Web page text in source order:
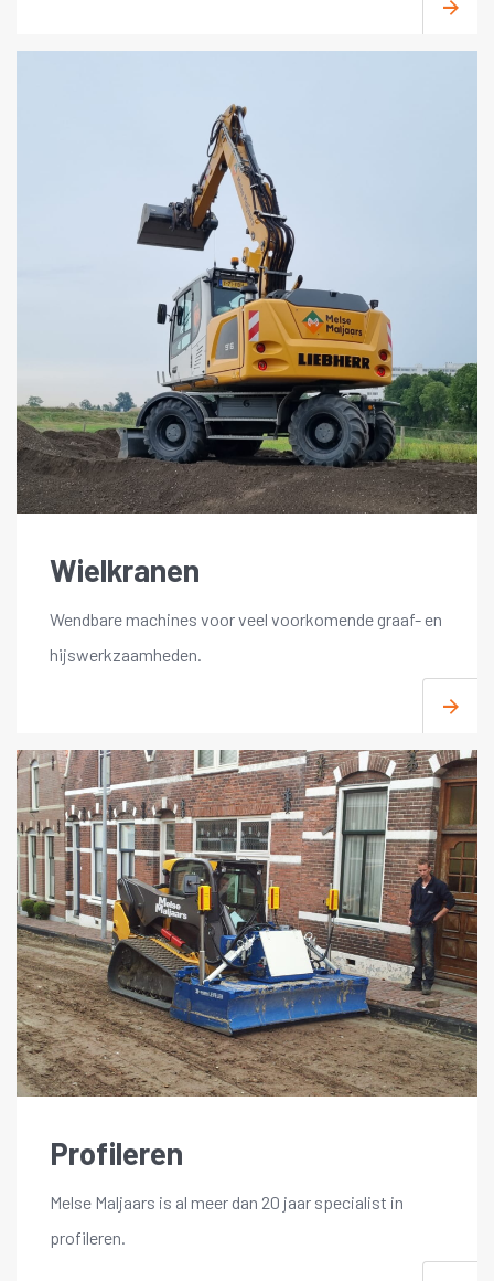
Wielkranen
Wendbare machines voor veel voorkomende graaf- en
hijswerkzaamheden.
Profileren
Melse Maljaars is al meer dan 20 jaar specialist in
profileren.